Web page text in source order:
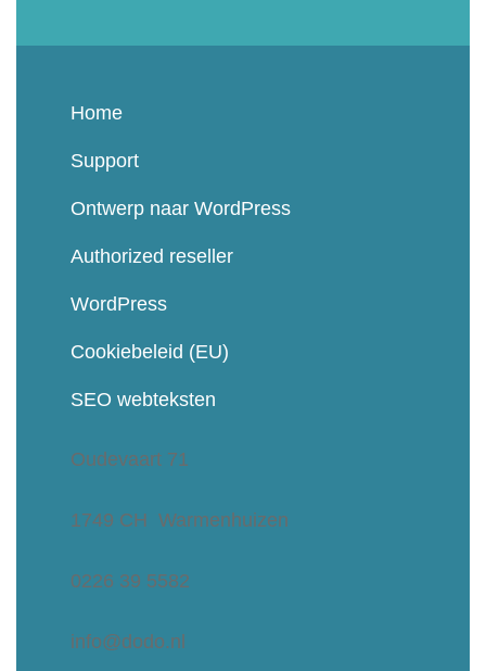
Home
Support
Ontwerp naar WordPress
Authorized reseller
WordPress
Cookiebeleid (EU)
SEO webteksten
Oudevaart 71
1749 CH Warmenhuizen
0226 39 5582
info@dodo.nl